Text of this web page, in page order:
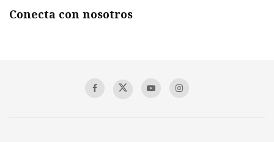
Conecta con nosotros